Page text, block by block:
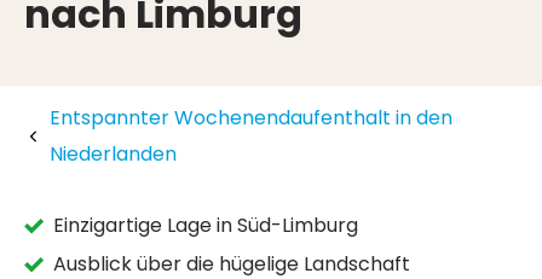
nach Limburg
Entspannter Wochenendaufenthalt in den
Niederlanden
Einzigartige Lage in Süd-Limburg
Ausblick über die hügelige Landschaft